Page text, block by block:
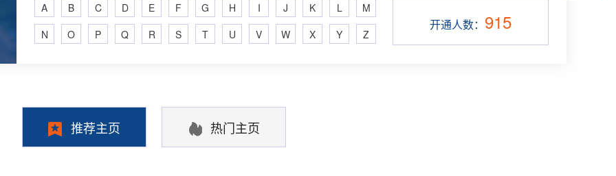
A B C D E F G H I J K L
M
N
O P Q R S T U V W X Y Z
开通人数： 915
推荐主页 热门主页